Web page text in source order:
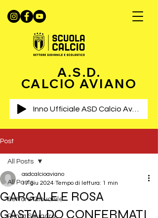
A.S.D.
CALCIO AVIANO
Post
All Posts
Settore Giovanile
Prima Squadra
All Posts
GARGALE E ROSA
GASTALDO CONFERMATI
asdcalcioaviano
17 giu 2024 Tempo di lettura: 1 min